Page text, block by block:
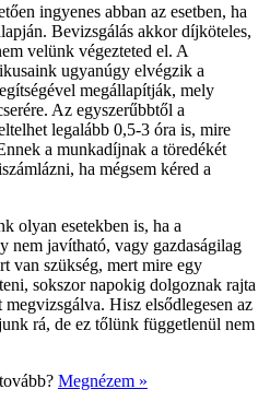
ingyenes abban az esetben, ha
Bevizsgálás akkor díjköteles,
velünk végezteted el. A
ugyanúgy elvégzik a
megállapítják, mely
Az egyszerűbbtől a
legalább 0,5-3 óra is, mire
a munkadíjnak a töredékét
ha mégsem kéred a
olyan esetekben is, ha a
nem javítható, vagy gazdaságilag
van szükség, mert mire egy
sokszor napokig dolgoznak rajta
Hisz elsődlegesen az
rá, de ez tőlünk függetlenül nem
Megnézem »